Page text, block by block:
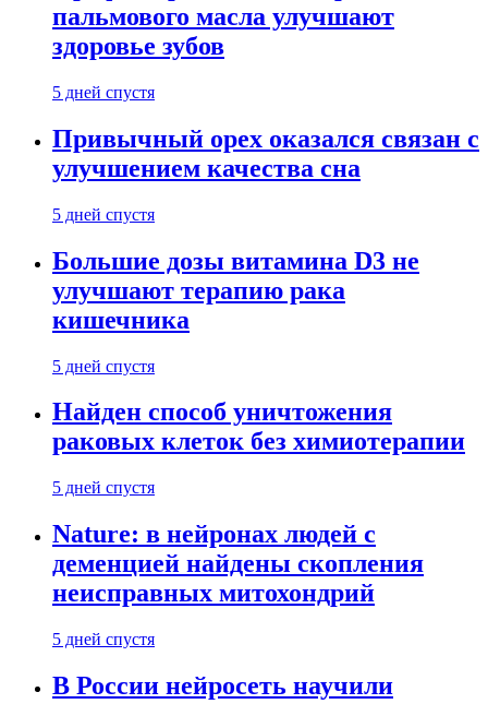
пальмового масла улучшают
здоровье зубов
5 дней спустя
Привычный орех оказался связан с
улучшением качества сна
5 дней спустя
Большие дозы витамина D3 не
улучшают терапию рака
кишечника
5 дней спустя
Найден способ уничтожения
раковых клеток без химиотерапии
5 дней спустя
Nature: в нейронах людей с
деменцией найдены скопления
неисправных митохондрий
5 дней спустя
В России нейросеть научили